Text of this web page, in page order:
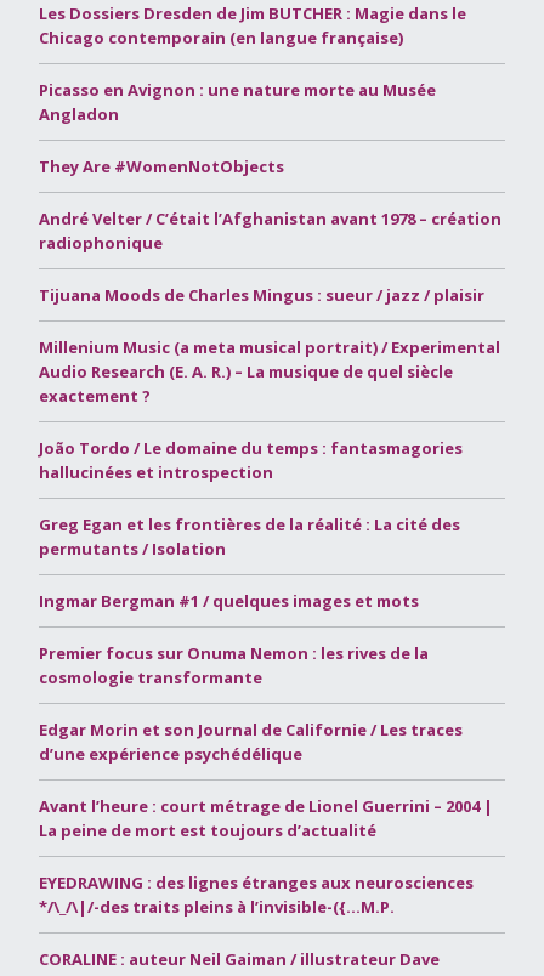
Les Dossiers Dresden de Jim BUTCHER : Magie dans le
Chicago contemporain (en langue française)
Picasso en Avignon : une nature morte au Musée
Angladon
They Are #WomenNotObjects
André Velter / C’était l’Afghanistan avant 1978 – création
radiophonique
Tijuana Moods de Charles Mingus : sueur / jazz / plaisir
Millenium Music (a meta musical portrait) / Experimental
Audio Research (E. A. R.) – La musique de quel siècle
exactement ?
João Tordo / Le domaine du temps : fantasmagories
hallucinées et introspection
Greg Egan et les frontières de la réalité : La cité des
permutants / Isolation
Ingmar Bergman #1 / quelques images et mots
Premier focus sur Onuma Nemon : les rives de la
cosmologie transformante
Edgar Morin et son Journal de Californie / Les traces
d’une expérience psychédélique
Avant l’heure : court métrage de Lionel Guerrini – 2004 |
La peine de mort est toujours d’actualité
EYEDRAWING : des lignes étranges aux neurosciences
*/\_/\|/-des traits pleins à l’invisible-({…M.P.
CORALINE : auteur Neil Gaiman / illustrateur Dave